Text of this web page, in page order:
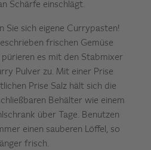
Schärfe einschlägt.
Sie sich eigene Currypasten!
frischen Gemüse
es mit den Stabmixer
Pulver zu. Mit einer Prise
Prise Salz hält sich die
Behälter wie einem
über Tage. Benutzen
einen sauberen Löffel, so
frisch.